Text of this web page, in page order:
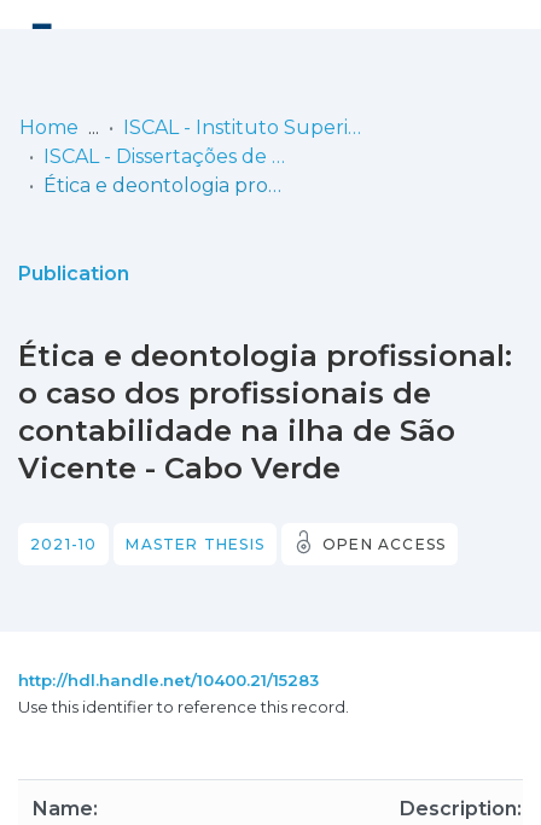
Communities
Statistics
Home
ISCAL - Instituto Superior de Contabilidade e Administração de Lisboa
ISCAL - Dissertações de Mestrado
Ética e deontologia profissional: o caso dos profissionais de contabilidade na ilha de São Vicente - Cabo Verde
Publication
Ética e deontologia profissional:
o caso dos profissionais de
contabilidade na ilha de São
Vicente - Cabo Verde
2021-10 MASTER THESIS OPEN ACCESS
http://hdl.handle.net/10400.21/15283
Use this identifier to reference this record.
Name: Description: